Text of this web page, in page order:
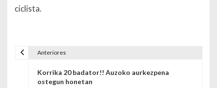
ciclista.
Anteriores
Korrika 20 badator!! Auzoko aurkezpena
ostegun honetan